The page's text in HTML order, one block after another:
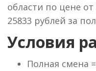
области по цене
25833 рублей за
Условия
Полная смена